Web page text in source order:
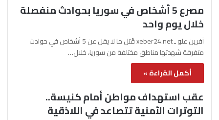
مصرع 5 أشخاص في سوريا بحوادث منفصلة
خلال يوم واحد
آفرين علو ـ xeber24.net قُتل ما لا يقل عن 5 أشخاص في حوادث
متفرقة شهدتها مناطق مختلفة من سوريا، خلال…
أكمل القراءة »
عقب استهداف مواطن أمام كنيسة..
التوترات الأمنية تتصاعد في اللاذقية